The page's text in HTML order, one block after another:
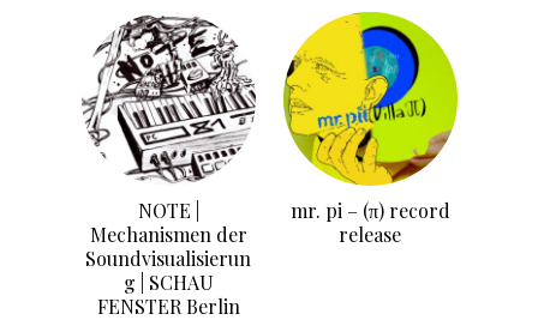
NOTE |
Mechanismen der
Soundvisualisierun
g | SCHAU
FENSTER Berlin
mr. pi – (π) record
release